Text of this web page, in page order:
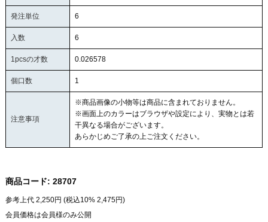
発注単位 6
入数 6
1pcsの才数 0.026578
個口数 1
注意事項
※商品画像の小物等は商品に含まれておりません。
※画面上のカラーはブラウザや設定により、実物とは若
干異なる場合がございます。
あらかじめご了承の上ご注文ください。
商品コード: 28707
参考上代 2,250円 (税込10% 2,475円)
会員価格は会員様のみ公開